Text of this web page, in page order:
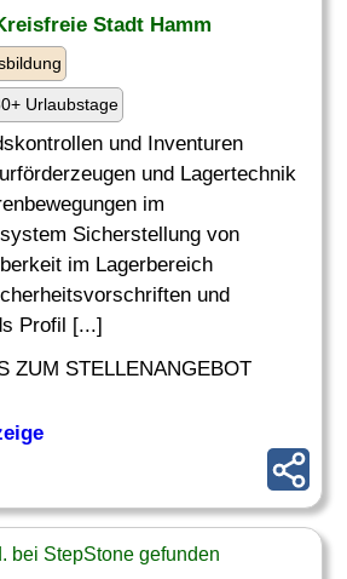
Stadt Hamm
Urlaubstage
und Inventuren
und Lagertechnik
im
Sicherstellung von
im Lagerbereich
und
Profil [...]
ZUM STELLENANGEBOT
bei StepStone gefunden